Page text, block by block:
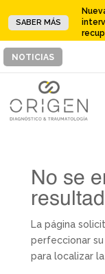
SABER MÁS
NOTICIAS
No se
La página
perfeccionar
para localizar